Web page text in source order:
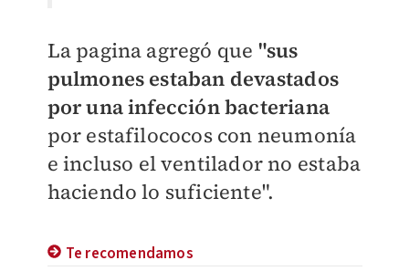
La pagina agregó que "sus
pulmones estaban devastados
por una infección bacteriana
por estafilococos con neumonía
e incluso el ventilador no estaba
haciendo lo suficiente".
Te recomendamos